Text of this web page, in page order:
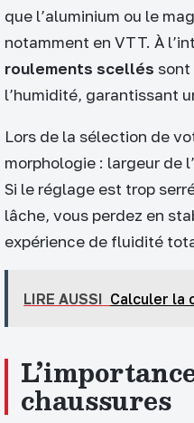
que l’aluminium ou le
notamment en VTT. À
roulements scellés sont
l’humidité, garantissant
Lors de la sélection de
morphologie : largeur de
Si le réglage est trop
lâche, vous perdez en
expérience de fluidité
LIRE AUSSI Calculer la
chaussures